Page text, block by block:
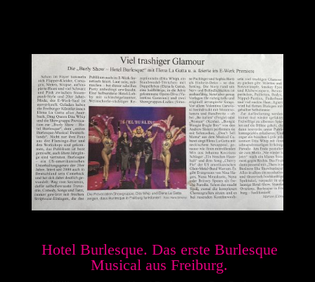
Hotel Burlesque. Das erste Burlesque
Musical aus Freiburg.